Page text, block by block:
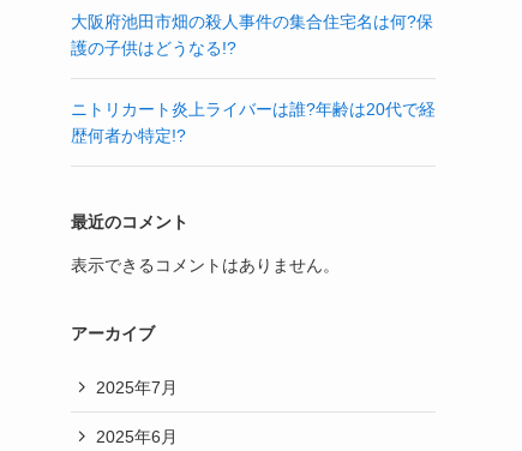
大阪府池田市畑の殺人事件の集合住宅名は何?保
護の子供はどうなる!?
ニトリカート炎上ライバーは誰?年齢は20代で経
歴何者か特定!?
最近のコメント
表示できるコメントはありません。
アーカイブ
2025年7月
2025年6月